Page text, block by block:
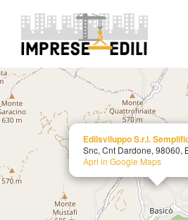
Edilsviluppo S.r.l.
Snc, Cnt Dardone, 98060,
Apri in Google Maps
+
−